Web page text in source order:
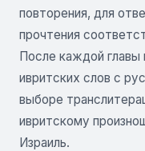
повторения, для
прочтения
После каждой главы
ивритских слов с
выборе
ивритскому
Израиль.